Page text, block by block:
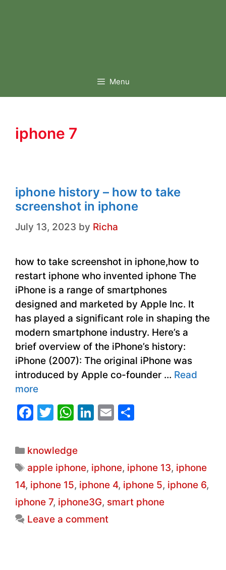
Menu
iphone 7
iphone history – how to take
screenshot in iphone
July 13, 2023 by Richa
how to take screenshot in iphone,how to
restart iphone who invented iphone The
iPhone is a range of smartphones
designed and marketed by Apple Inc. It
has played a significant role in shaping the
modern smartphone industry. Here’s a
brief overview of the iPhone’s history:
iPhone (2007): The original iPhone was
introduced by Apple co-founder … Read
more
F
c
e
b
o
o
k
T
itt
er
W
at
s
A
p
p
Li
e
dI
n
E
l
e
Categories
knowledge
Tags
apple iphone, iphone, iphone 13, iphone
14, iphone 15, iphone 4, iphone 5, iphone 6,
iphone 7, iphone3G, smart phone
Leave a comment